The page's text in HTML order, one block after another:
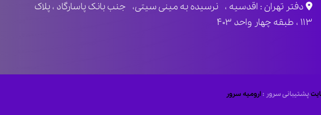
دفتر تهران : اقدسیه ، نرسیده به مینی سیتی، جنب بانک پاسارگاد ، پلاک
۱۱۳ ، طبقه چهار واحد ۴۰۳
،پشتیبانی سرور :ارومیه سرور